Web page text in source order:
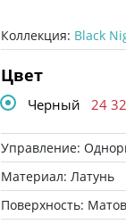
Коллекция: Black
Цвет
Черный 24
Управление:
Материал: Латунь
Поверхность: